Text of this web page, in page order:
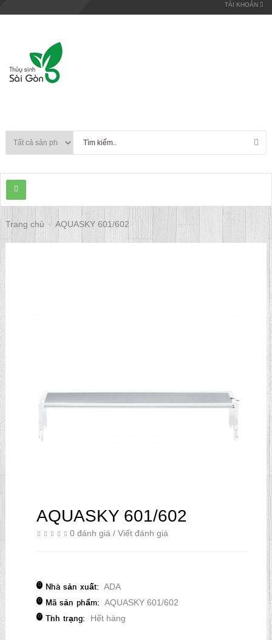
TÀI KHOẢN
Trang chủ AQUASKY 601/602
AQUASKY 601/602
0 đánh giá / Viết đánh giá
Nhà sản xuất: ADA
Mã sản phẩm: AQUASKY 601/602
Tình trạng: Hết hàng